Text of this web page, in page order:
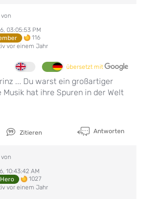
03:05:53 PM
116
vor einem Jahr
übersetzt mit
... Du warst ein großartiger
Musik hat ihre Spuren in der Welt
Zitieren Antworten
10:43:42 AM
1027
vor einem Jahr